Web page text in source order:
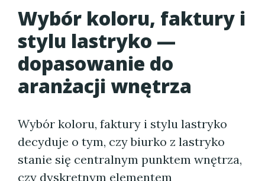
Wybór koloru, faktury i
stylu lastryko —
dopasowanie do
aranżacji wnętrza
Wybór koloru, faktury i stylu lastryko
decyduje o tym, czy biurko z lastryko
stanie się centralnym punktem wnętrza,
czy dyskretnym elementem